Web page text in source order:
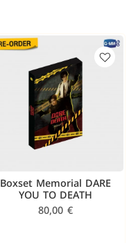
Boxset Memorial DARE
YOU TO DEATH
80,00 €